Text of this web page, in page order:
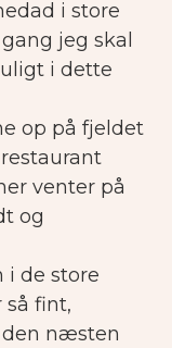
i store
jeg skal
i dette
op på fjeldet
venter på
og
de store
så fint,
næsten